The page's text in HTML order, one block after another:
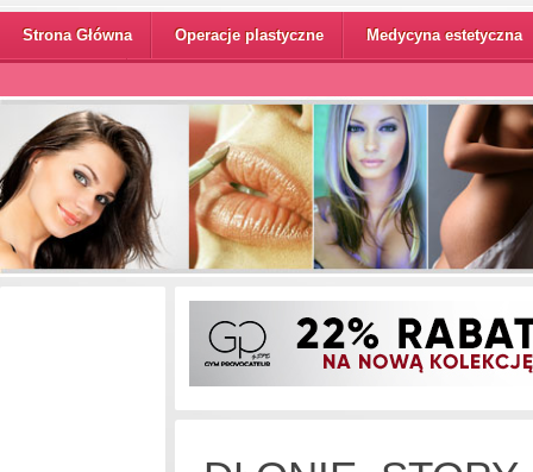
Strona Główna Operacje plastyczne Medycyna estetyczna